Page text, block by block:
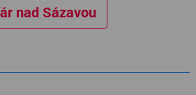
nad Sázavou
209